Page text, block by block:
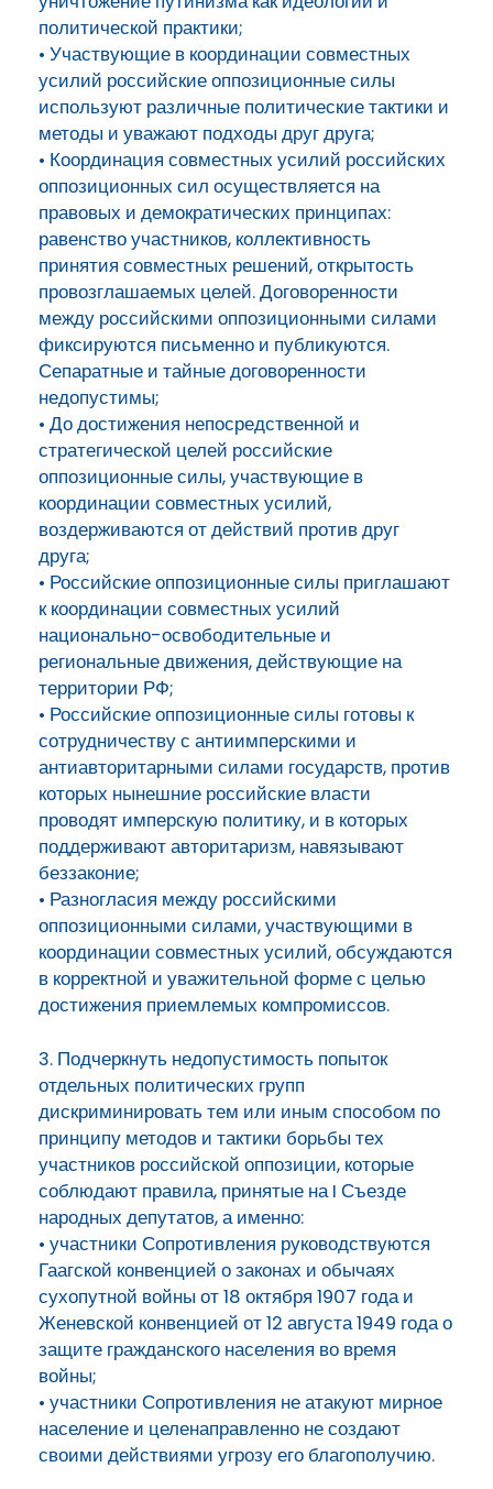
политической практики;
• Участвующие в координации совместных
усилий российские оппозиционные силы
используют различные политические тактики и
методы и уважают подходы друг друга;
• Координация совместных усилий российских
оппозиционных сил осуществляется на
правовых и демократических принципах:
равенство участников, коллективность
принятия совместных решений, открытость
провозглашаемых целей. Договоренности
между российскими оппозиционными силами
фиксируются письменно и публикуются.
Сепаратные и тайные договоренности
недопустимы;
• До достижения непосредственной и
стратегической целей российские
оппозиционные силы, участвующие в
координации совместных усилий,
воздерживаются от действий против друг
друга;
• Российские оппозиционные силы приглашают
к координации совместных усилий
национально-освободительные и
региональные движения, действующие на
территории РФ;
• Российские оппозиционные силы готовы к
сотрудничеству с антиимперскими и
антиавторитарными силами государств, против
которых нынешние российские власти
проводят имперскую политику, и в которых
поддерживают авторитаризм, навязывают
беззаконие;
• Разногласия между российскими
оппозиционными силами, участвующими в
координации совместных усилий, обсуждаются
в корректной и уважительной форме с целью
достижения приемлемых компромиссов.
3. Подчеркнуть недопустимость попыток
отдельных политических групп
дискриминировать тем или иным способом по
принципу методов и тактики борьбы тех
участников российской оппозиции, которые
соблюдают правила, принятые на I Съезде
народных депутатов, а именно:
• участники Сопротивления руководствуются
Гаагской конвенцией о законах и обычаях
сухопутной войны от 18 октября 1907 года и
Женевской конвенцией от 12 августа 1949 года о
защите гражданского населения во время
войны;
• участники Сопротивления не атакуют мирное
население и целенаправленно не создают
своими действиями угрозу его благополучию.